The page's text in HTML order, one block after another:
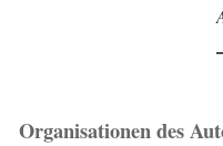
Organisationen des